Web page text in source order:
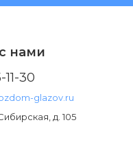
нами
11-30
glazov.ru
д. 105